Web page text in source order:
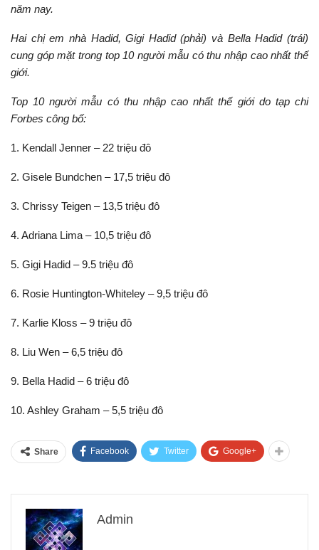
năm nay.
Hai chị em nhà Hadid, Gigi Hadid (phải) và Bella Hadid (trái)
cung góp mặt trong top 10 người mẫu có thu nhập cao nhất thế
giới.
Top 10 người mẫu có thu nhập cao nhất thế giới do tạp chi
Forbes công bố:
1. Kendall Jenner – 22 triệu đô
2. Gisele Bundchen – 17,5 triệu đô
3. Chrissy Teigen – 13,5 triệu đô
4. Adriana Lima – 10,5 triệu đô
5. Gigi Hadid – 9.5 triệu đô
6. Rosie Huntington-Whiteley – 9,5 triệu đô
7. Karlie Kloss – 9 triệu đô
8. Liu Wen – 6,5 triệu đô
9. Bella Hadid – 6 triệu đô
10. Ashley Graham – 5,5 triệu đô
Share Facebook Twitter Google+
Admin